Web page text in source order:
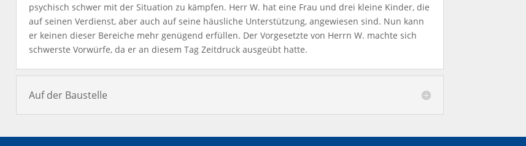
psychisch schwer mit der Situation zu kämpfen. Herr W. hat eine Frau und drei kleine Kinder, die
auf seinen Verdienst, aber auch auf seine häusliche Unterstützung, angewiesen sind. Nun kann
er keinen dieser Bereiche mehr genügend erfüllen. Der Vorgesetzte von Herrn W. machte sich
schwerste Vorwürfe, da er an diesem Tag Zeitdruck ausgeübt hatte.
Auf der Baustelle